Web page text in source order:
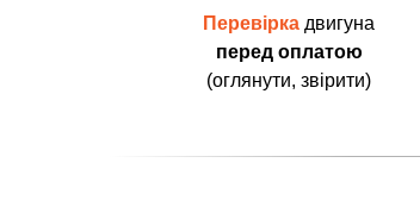
Перевірка двигуна
перед оплатою
(оглянути, звірити)